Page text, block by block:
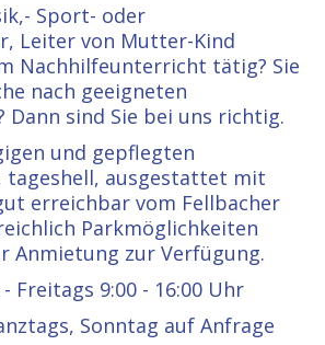
Sport- oder
Leiter von Mutter-Kind
Nachhilfeunterricht tätig? Sie
nach geeigneten
Dann sind Sie bei uns richtig.
und gepflegten
tageshell, ausgestattet mit
erreichbar vom Fellbacher
Parkmöglichkeiten
Anmietung zur Verfügung.
Freitags 9:00 - 16:00 Uhr
Sonntag auf Anfrage